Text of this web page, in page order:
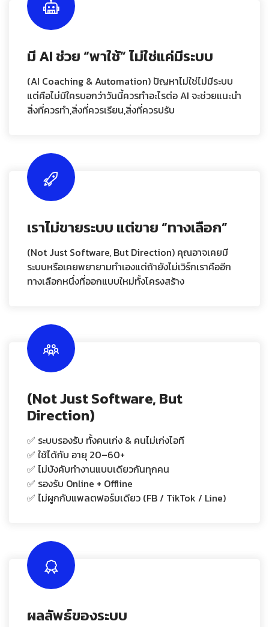
มี AI ช่วย “พาใช้” ไม่ใช่แค่มีระบบ
(AI Coaching & Automation) ปัญหาไม่ใช่ไม่มีระบบ
แต่คือไม่มีใครบอกว่าวันนี้ควรทำอะไรต่อ AI จะช่วยแนะนำ
สิ่งที่ควรทำ,สิ่งที่ควรเรียน,สิ่งที่ควรปรับ
เราไม่ขายระบบ แต่ขาย “ทางเลือก”
(Not Just Software, But Direction) คุณอาจเคยมี
ระบบหรือเคยพยายามทำเองแต่ถ้ายังไม่เวิร์กเราคืออีก
ทางเลือกหนึ่งที่ออกแบบใหม่ทั้งโครงสร้าง
(Not Just Software, But
Direction)
✅ ระบบรองรับ ทั้งคนเก่ง & คนไม่เก่งไอที
✅ ใช้ได้กับ อายุ 20–60+
✅ ไม่บังคับทำงานแบบเดียวกันทุกคน
✅ รองรับ Online + Offline
✅ ไม่ผูกกับแพลตฟอร์มเดียว (FB / TikTok / Line)
ผลลัพธ์ของระบบ